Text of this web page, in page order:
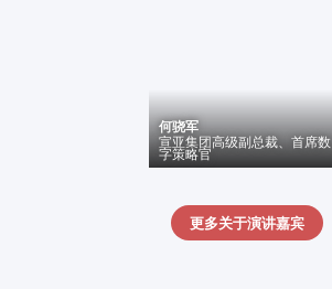
何骁军
宣亚集团 高级副总裁、首席数
字策略官
更多关于演讲嘉宾